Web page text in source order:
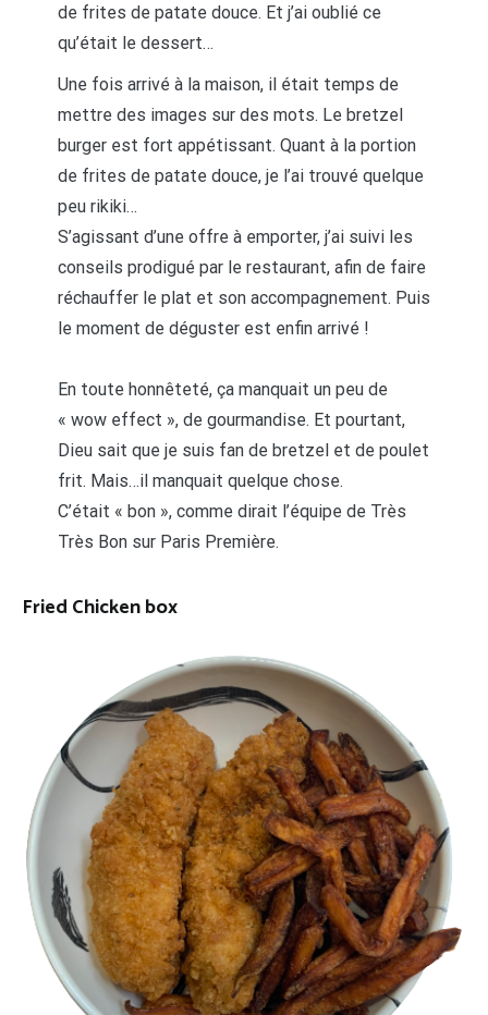
de frites de patate douce. Et j’ai oublié ce
qu’était le dessert…
Une fois arrivé à la maison, il était temps de
mettre des images sur des mots. Le bretzel
burger est fort appétissant. Quant à la portion
de frites de patate douce, je l’ai trouvé quelque
peu rikiki…
S’agissant d’une offre à emporter, j’ai suivi les
conseils prodigué par le restaurant, afin de faire
réchauffer le plat et son accompagnement. Puis
le moment de déguster est enfin arrivé !
En toute honnêteté, ça manquait un peu de
« wow effect », de gourmandise. Et pourtant,
Dieu sait que je suis fan de bretzel et de poulet
frit. Mais…il manquait quelque chose.
C’était « bon », comme dirait l’équipe de Très
Très Bon sur Paris Première.
Fried Chicken box